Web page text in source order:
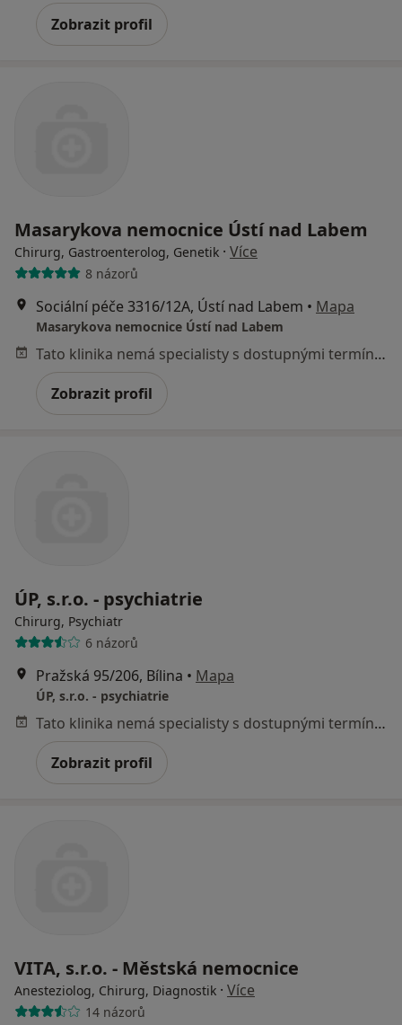
Zobrazit profil
Masarykova nemocnice Ústí nad Labem
Chirurg, Gastroenterolog, Genetik · Více
8 názorů
Sociální péče 3316/12A, Ústí nad Labem • Mapa
Masarykova nemocnice Ústí nad Labem
Tato klinika nemá specialisty s dostupnými termíny v online kalendáři
Zobrazit profil
ÚP, s.r.o. - psychiatrie
Chirurg, Psychiatr
6 názorů
Pražská 95/206, Bílina • Mapa
ÚP, s.r.o. - psychiatrie
Tato klinika nemá specialisty s dostupnými termíny v online kalendáři
Zobrazit profil
VITA, s.r.o. - Městská nemocnice
Anesteziolog, Chirurg, Diagnostik · Více
14 názorů